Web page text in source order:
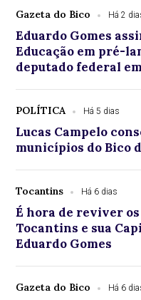
Gazeta do Bico Há 2
Eduardo Gomes
Educação em pré-
deputado federal
POLÍTICA Há 5 dias
Lucas Campelo
municípios do Bico
Tocantins Há 6 dias
É hora de reviver
Tocantins e sua
Eduardo Gomes
Gazeta do Bico Há 6